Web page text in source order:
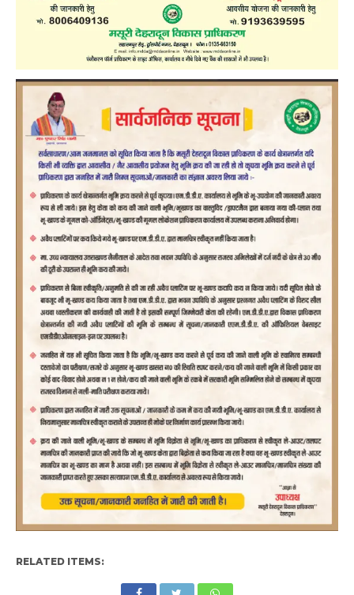
RELATED ITEMS: